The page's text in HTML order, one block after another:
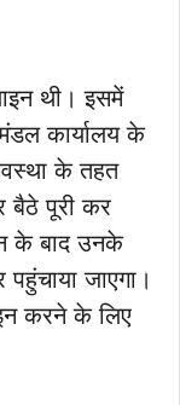
थी। इसमें
कार्यालय के
के तहत
बैठे पूरी कर
के बाद उनके
जाएगा।
करने के लिए